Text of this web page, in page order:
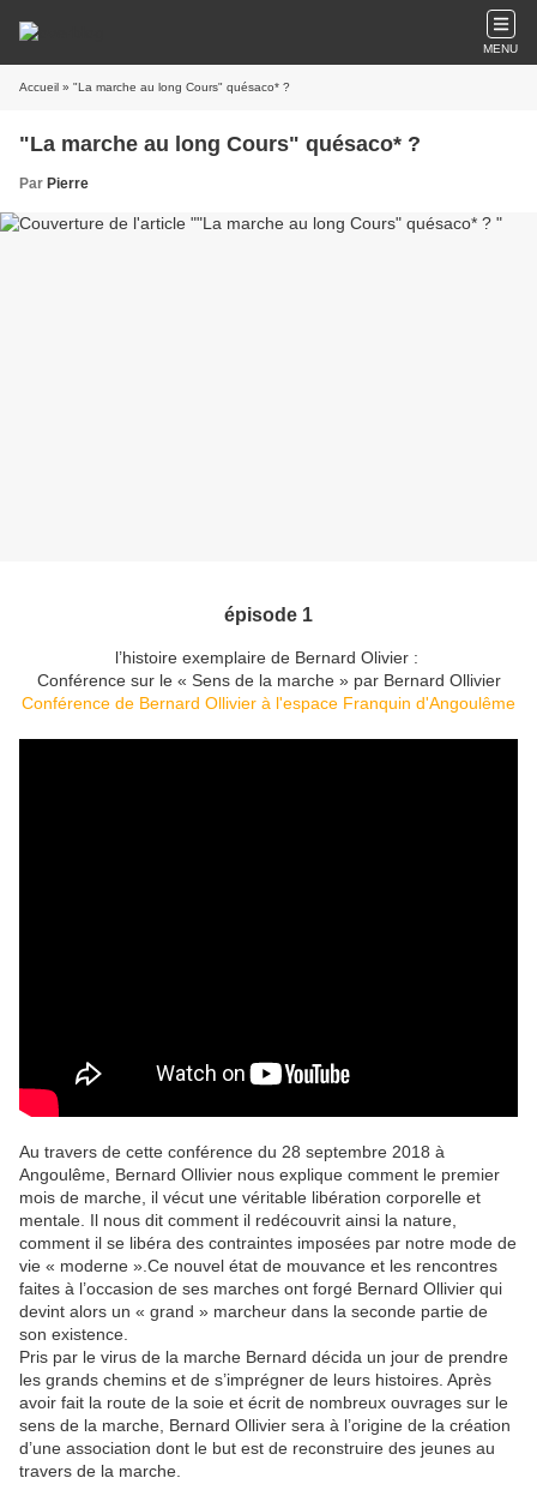
MENU
Accueil » "La marche au long Cours" quésaco* ?
"La marche au long Cours" quésaco* ?
Par Pierre
épisode 1
l’histoire exemplaire de Bernard Olivier :
Conférence sur le « Sens de la marche » par Bernard Ollivier
Conférence de Bernard Ollivier à l'espace Franquin d'Angoulême
Au travers de cette conférence du 28 septembre 2018 à
Angoulême, Bernard Ollivier nous explique comment le premier
mois de marche, il vécut une véritable libération corporelle et
mentale. Il nous dit comment il redécouvrit ainsi la nature,
comment il se libéra des contraintes imposées par notre mode de
vie « moderne ».Ce nouvel état de mouvance et les rencontres
faites à l’occasion de ses marches ont forgé Bernard Ollivier qui
devint alors un « grand » marcheur dans la seconde partie de
son existence.
Pris par le virus de la marche Bernard décida un jour de prendre
les grands chemins et de s’imprégner de leurs histoires. Après
avoir fait la route de la soie et écrit de nombreux ouvrages sur le
sens de la marche, Bernard Ollivier sera à l’origine de la création
d’une association dont le but est de reconstruire des jeunes au
travers de la marche.